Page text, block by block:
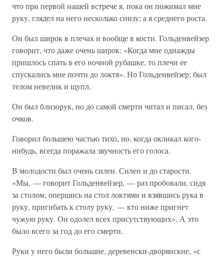
что при первой нашей встрече я, пока он пожимал мне
руку, глядел на него несколько снизу; а я среднего роста.
Он был широк в плечах и вообще в кости. Гольденвейзер
говорит, что даже очень широк: «Когда мне однажды
пришлось спать в его ночной рубашке, то плечи ее
спускались мне почти до локтя». Но Гольденвейзер; был
телом невелик и щупл.
Он был близорук, но до самой смерти читал и писал, без
очков.
Говорил большею частью тихо, но, когда окликал кого-
нибудь, всегда поражала звучность его голоса.
В молодости был очень силен. Силен и до старости.
«Мы, — говорит Гольденвейзер, — раз пробовали, сидя
за столом, опершись на стол локтями и взявшись рука в
руку, пригибать к столу руку, — кто ниже пригнет
чужую руку. Он одолел всех присутствующих». А это
было всего за год до его смерти.
Руки у него были большие, деревенски-дворянские, «с